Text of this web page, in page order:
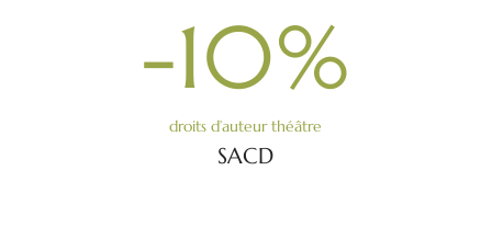
-10%
droits d’auteur théâtre
SACD